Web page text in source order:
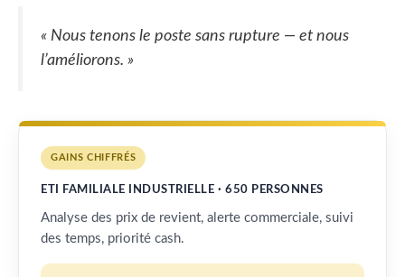
« Nous tenons le poste sans rupture — et nous
l’améliorons. »
GAINS CHIFFRÉS
ETI FAMILIALE INDUSTRIELLE · 650 PERSONNES
Analyse des prix de revient, alerte commerciale, suivi
des temps, priorité cash.